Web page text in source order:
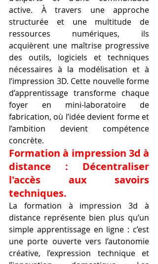
active. À travers une approche
structurée et une multitude de
ressources numériques, ils
acquièrent une maîtrise progressive
des outils, logiciels et techniques
nécessaires à la modélisation et à
l’impression 3D. Cette nouvelle forme
d’apprentissage transforme chaque
foyer en mini-laboratoire de
fabrication, où l’idée devient forme et
l’ambition devient compétence
concrète.
Formation à impression 3d à
distance : Décentraliser
l'accès aux savoirs
techniques.
La formation à impression 3d à
distance représente bien plus qu’un
simple apprentissage en ligne : c’est
une porte ouverte vers l’autonomie
créative, l’expression technique et